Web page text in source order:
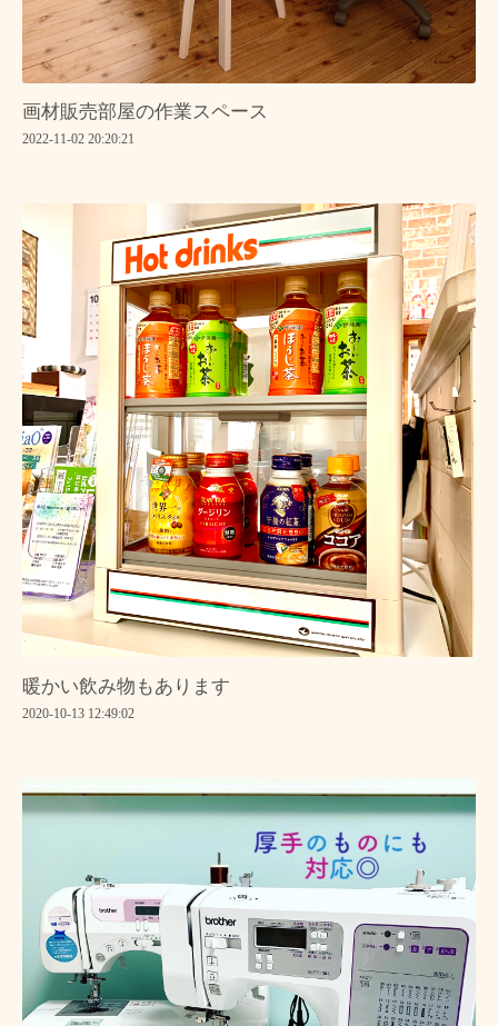
画材販売部屋の作業スペース
2022-11-02 20:20:21
暖かい飲み物もあります
2020-10-13 12:49:02